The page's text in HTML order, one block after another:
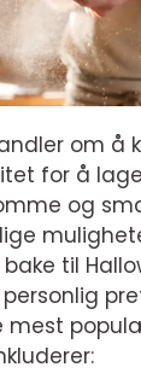
om å
for å lage
og
til
mest